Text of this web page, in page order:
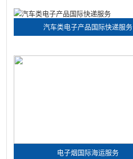
汽车类电子产品国际快递服务
电子烟国际海运服务